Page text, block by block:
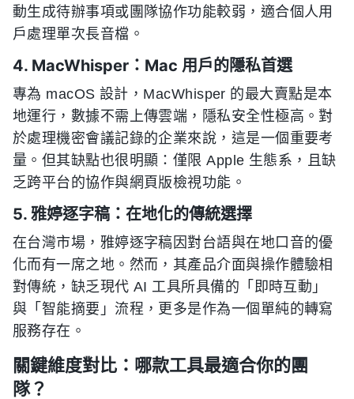
動生成待辦事項或團隊協作功能較弱，適合個人用
戶處理單次長音檔。
4. MacWhisper：Mac 用戶的隱私首選
專為 macOS 設計，MacWhisper 的最大賣點是本
地運行，數據不需上傳雲端，隱私安全性極高。對
於處理機密會議記錄的企業來說，這是一個重要考
量。但其缺點也很明顯：僅限 Apple 生態系，且缺
乏跨平台的協作與網頁版檢視功能。
5. 雅婷逐字稿：在地化的傳統選擇
在台灣市場，雅婷逐字稿因對台語與在地口音的優
化而有一席之地。然而，其產品介面與操作體驗相
對傳統，缺乏現代 AI 工具所具備的「即時互動」
與「智能摘要」流程，更多是作為一個單純的轉寫
服務存在。
關鍵維度對比：哪款工具最適合你的團
隊？